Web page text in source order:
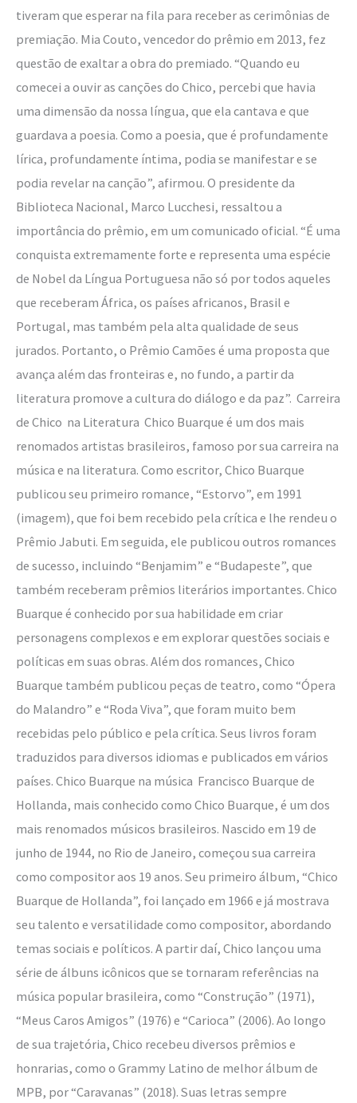
tiveram que esperar na fila para receber as cerimônias de
premiação. Mia Couto, vencedor do prêmio em 2013, fez
questão de exaltar a obra do premiado. “Quando eu
comecei a ouvir as canções do Chico, percebi que havia
uma dimensão da nossa língua, que ela cantava e que
guardava a poesia. Como a poesia, que é profundamente
lírica, profundamente íntima, podia se manifestar e se
podia revelar na canção”, afirmou. O presidente da
Biblioteca Nacional, Marco Lucchesi, ressaltou a
importância do prêmio, em um comunicado oficial. “É uma
conquista extremamente forte e representa uma espécie
de Nobel da Língua Portuguesa não só por todos aqueles
que receberam África, os países africanos, Brasil e
Portugal, mas também pela alta qualidade de seus
jurados. Portanto, o Prêmio Camões é uma proposta que
avança além das fronteiras e, no fundo, a partir da
literatura promove a cultura do diálogo e da paz”. Carreira
de Chico na Literatura Chico Buarque é um dos mais
renomados artistas brasileiros, famoso por sua carreira na
música e na literatura. Como escritor, Chico Buarque
publicou seu primeiro romance, “Estorvo”, em 1991
(imagem), que foi bem recebido pela crítica e lhe rendeu o
Prêmio Jabuti. Em seguida, ele publicou outros romances
de sucesso, incluindo “Benjamim” e “Budapeste”, que
também receberam prêmios literários importantes. Chico
Buarque é conhecido por sua habilidade em criar
personagens complexos e em explorar questões sociais e
políticas em suas obras. Além dos romances, Chico
Buarque também publicou peças de teatro, como “Ópera
do Malandro” e “Roda Viva”, que foram muito bem
recebidas pelo público e pela crítica. Seus livros foram
traduzidos para diversos idiomas e publicados em vários
países. Chico Buarque na música Francisco Buarque de
Hollanda, mais conhecido como Chico Buarque, é um dos
mais renomados músicos brasileiros. Nascido em 19 de
junho de 1944, no Rio de Janeiro, começou sua carreira
como compositor aos 19 anos. Seu primeiro álbum, “Chico
Buarque de Hollanda”, foi lançado em 1966 e já mostrava
seu talento e versatilidade como compositor, abordando
temas sociais e políticos. A partir daí, Chico lançou uma
série de álbuns icônicos que se tornaram referências na
música popular brasileira, como “Construção” (1971),
“Meus Caros Amigos” (1976) e “Carioca” (2006). Ao longo
de sua trajetória, Chico recebeu diversos prêmios e
honrarias, como o Grammy Latino de melhor álbum de
MPB, por “Caravanas” (2018). Suas letras sempre